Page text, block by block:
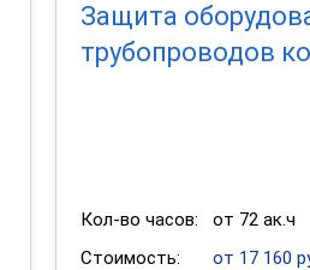
Защита
трубопроводов
Кол-во часов:
от 72 ак.ч
Стоимость:
от 17 160